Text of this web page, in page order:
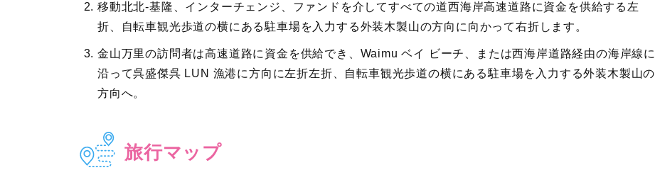
移動北北-基隆、インターチェンジ、ファンドを介してすべての道西海岸高速道路に資金を供給する左
折、自転車観光歩道の横にある駐車場を入力する外装木製山の方向に向かって右折します。
金山万里の訪問者は高速道路に資金を供給でき、Waimu ベイ ビーチ、または西海岸道路経由の海岸線に
沿って呉盛傑呉 LUN 漁港に方向に左折左折、自転車観光歩道の横にある駐車場を入力する外装木製山の
方向へ。
旅行マップ